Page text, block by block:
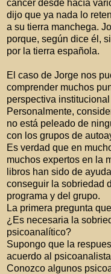
cáncer desde hacía
dijo que ya nada lo
a su tierra manchega.
porque, según dice él,
por la tierra española.
El caso de Jorge nos
comprender muchos
perspectiva
Personalmente,
no está peleado de
con los grupos de
Es verdad que en
muchos expertos en la
libros han sido de
conseguir la sobriedad
programa y del grupo.
La primera pregunta
¿Es necesaria la
psicoanalítico?
Supongo que la
acuerdo al
Conozco algunos